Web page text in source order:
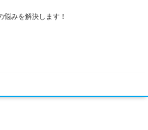
みを解決します！